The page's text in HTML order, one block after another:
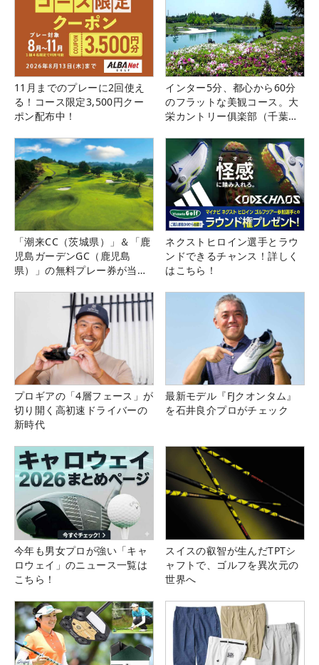
11月までのプレーに2回使え
る！コース限定3,500円クー
ポン配布中！
インター5分、都心から60分
のフラットな美観コース。大
栄カントリー俱楽部（千葉
「潮来CC（茨城県）」＆「鹿
児島ガーデンGC（鹿児島
県）」の無料プレー券が当た
ネクストヒロイン選手とラウ
ンドできるチャンス！詳しく
はこちら！
プロギアの「4層フェース」が
切り開く高初速ドライバーの
新時代
最新モデル『FJクオンタム』
を石井良介プロがチェック
今年も男女プロが強い「キャ
ロウェイ」のニュース一覧は
こちら！
スイスの叡智が生んだTPTシ
ャフトで、ゴルフを異次元の
世界へ